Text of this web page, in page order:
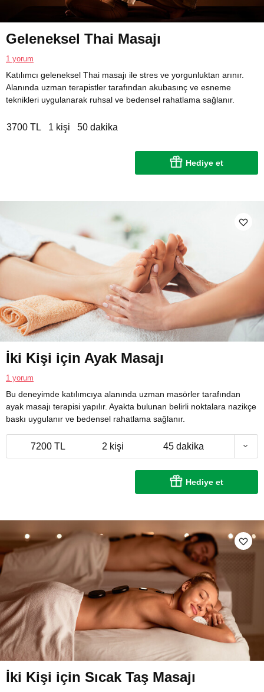
Geleneksel Thai Masajı
1 yorum
Katılımcı geleneksel Thai masajı ile stres ve yorgunluktan arınır.
Alanında uzman terapistler tarafından akubasınç ve esneme
teknikleri uygulanarak ruhsal ve bedensel rahatlama sağlanır.
3700 TL 1 kişi 50 dakika
Hediye et
İki Kişi için Ayak Masajı
1 yorum
Bu deneyimde katılımcıya alanında uzman masörler tarafından
ayak masajı terapisi yapılır. Ayakta bulunan belirli noktalara nazikçe
baskı uygulanır ve bedensel rahatlama sağlanır.
7200 TL 2 kişi 45 dakika
Hediye et
İki Kişi için Sıcak Taş Masajı